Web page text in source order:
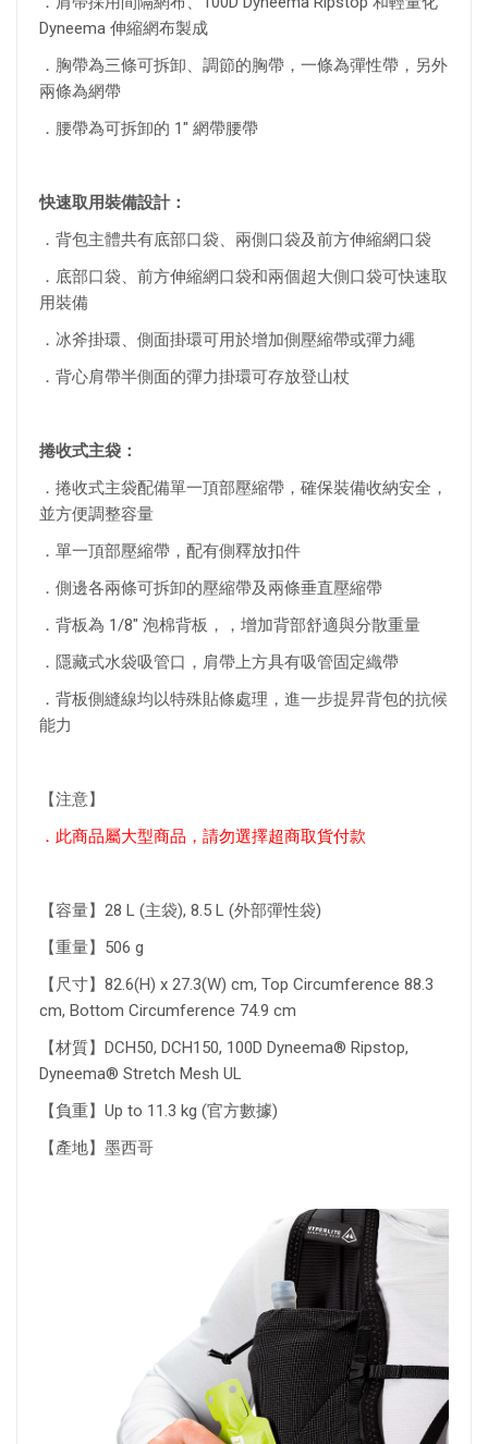
Dyneema 伸縮網布製成
．胸帶為三條可拆卸、調節的胸帶，一條為彈性帶，另外
兩條為網帶
．腰帶為可拆卸的 1" 網帶腰帶
快速取用裝備設計：
．背包主體共有底部口袋、兩側口袋及前方伸縮網口袋
．底部口袋、前方伸縮網口袋和兩個超大側口袋可快速取
用裝備
．冰斧掛環、側面掛環可用於增加側壓縮帶或彈力繩
．背心肩帶半側面的彈力掛環可存放登山杖
捲收式主袋：
．捲收式主袋配備單一頂部壓縮帶，確保裝備收納安全，
並方便調整容量
．單一頂部壓縮帶，配有側釋放扣件
．側邊各兩條可拆卸的壓縮帶及兩條垂直壓縮帶
．背板為 1/8" 泡棉背板，，增加背部舒適與分散重量
．隱藏式水袋吸管口，肩帶上方具有吸管固定織帶
．背板側縫線均以特殊貼條處理，進一步提昇背包的抗候
能力
【注意】
．此商品屬大型商品，請勿選擇超商取貨付款
【容量】28 L (主袋), 8.5 L (外部彈性袋)
【重量】506 g
【尺寸】82.6(H) x 27.3(W) cm, Top Circumference 88.3
cm, Bottom Circumference 74.9 cm
【材質】DCH50, DCH150, 100D Dyneema® Ripstop,
Dyneema® Stretch Mesh UL
【負重】Up to 11.3 kg (官方數據)
【產地】墨西哥